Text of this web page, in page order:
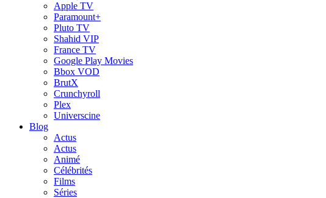
Apple TV
Paramount+
Pluto TV
Shahid VIP
France TV
Google Play Movies
Bbox VOD
BrutX
Crunchyroll
Plex
Universcine
Blog
Actus
Actus
Animé
Célébrités
Films
Séries